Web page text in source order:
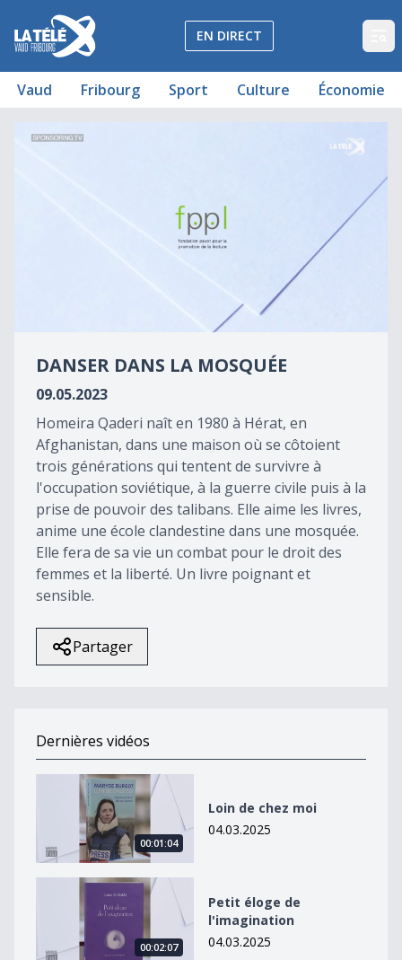
La Télé - Télévision régionale Vaud et Fribourg
EN DIRECT
Vaud Fribourg Sport Culture Économie
Danser dans la mosquée
Danser dans la mosquée
seconds
DANSER DANS LA MOSQUÉE
09.05.2023
Homeira Qaderi naît en 1980 à Hérat, en
Afghanistan, dans une maison où se côtoient
trois générations qui tentent de survivre à
l'occupation soviétique, à la guerre civile puis à la
prise de pouvoir des talibans. Elle aime les livres,
anime une école clandestine dans une mosquée.
Elle fera de sa vie un combat pour le droit des
femmes et la liberté. Un livre poignant et
sensible.
Partager
Dernières vidéos
Loin de chez moi
00:01:04
Loin de chez moi
04.03.2025
Petit éloge de l&#039;imagination
00:02:07
Petit éloge de
l'imagination
04.03.2025